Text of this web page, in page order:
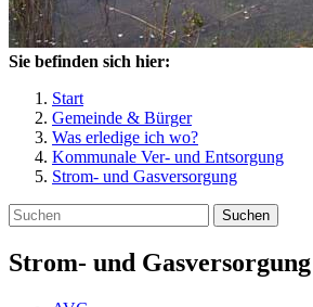
Sie befinden sich hier:
Start
Gemeinde & Bürger
Was erledige ich wo?
Kommunale Ver- und Entsorgung
Strom- und Gasversorgung
Suchen
Strom- und Gasversorgung